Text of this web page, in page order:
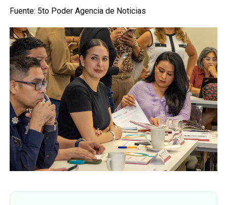
Fuente: 5to Poder Agencia de Noticias